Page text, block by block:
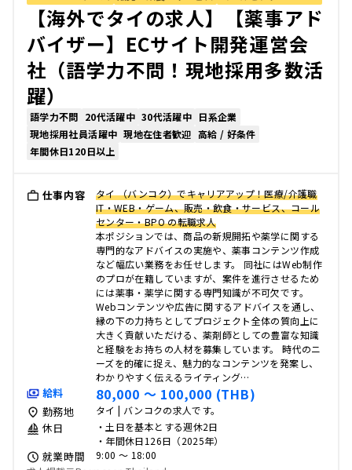
【海外でタイの求人】【薬事アド
バイザー】ECサイト開発運営会
社（語学力不問！現地採用多数活
躍）
語学力不問 20代活躍中 30代活躍中 日系企業
現地採用社員活躍中 現地在住者歓迎 高給 / 好条件
年間休日120日以上
仕事内容
タイ （バンコク）でキャリアアップ！医療/介護職
IT・WEB・ゲーム、販売・飲食・サービス、コール
センター・BPO の転職求人
本ポジションでは、商品の新規開拓や薬学に関する
専門的なアドバイスの実施や、薬事コンテンツ作成
など幅広い業務をお任せします。 同社にはWeb制作
のプロが在籍していますが、案件を進行させるため
には薬事・薬学に関する専門知識が不可欠です。
Webコンテンツや広告に関するアドバイスを通し、
縁の下の力持ちとしてプロジェクト全体の質向上に
大きく貢献いただける、薬剤師としての豊富な知識
と経験をお持ちの人材を募集しています。 時代のニ
ーズを的確に捉え、魅力的なコンテンツを発案し、
わかりやすく伝えるライティング…
給料 80,000 〜 100,000 (THB)
勤務地 タイ | バンコクの求人です。
休日
・土日を基本とする週休2日
・年間休日126日（2025年）
就業時間
9:00 〜 18:00